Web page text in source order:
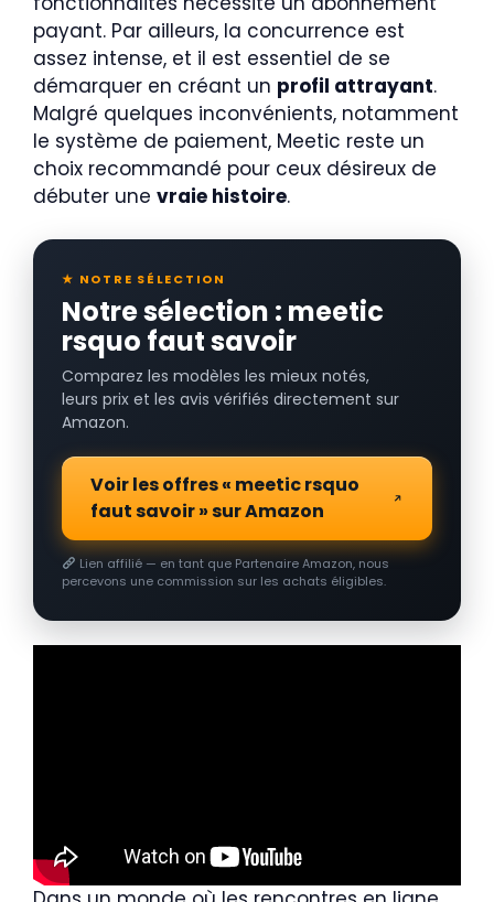
payant. Par ailleurs, la concurrence est
assez intense, et il est essentiel de se
démarquer en créant un profil attrayant.
Malgré quelques inconvénients, notamment
le système de paiement, Meetic reste un
choix recommandé pour ceux désireux de
débuter une vraie histoire.
★ NOTRE SÉLECTION
Notre sélection : meetic
rsquo faut savoir
Comparez les modèles les mieux notés,
leurs prix et les avis vérifiés directement sur
Amazon.
Voir les offres « meetic rsquo
faut savoir » sur Amazon
Lien affilié — en tant que Partenaire Amazon, nous
percevons une commission sur les achats éligibles.